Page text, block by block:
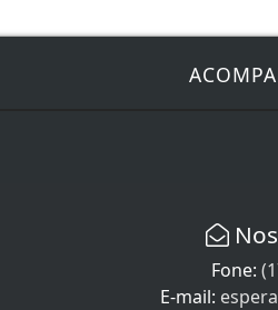
Fone:
E-mail: